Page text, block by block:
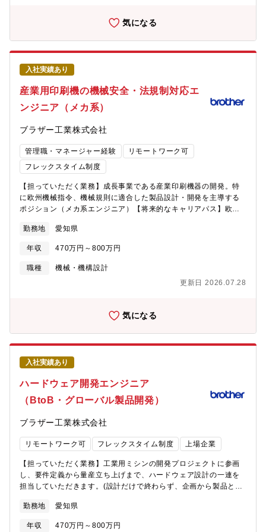
トの法務主担当としてM&Aや新規商材の立ち上げ対応などのプロ
ジェクトを法的側面で推進します■インシデント対応支援・訴訟対
応・トラブル対応などの案件に対応いただきます【キャリアパ
ス】法務で経験を積んでいただいた後、リスクマネジメントやコ
ンプライアンス部門へのローテーション、グループ内ビジネスユ
ニットの経営層の判断をサポートする経営スタッフ業務など、法
務としての能力を軸とした幅広いキャリパスを用意しておりま
す。【働き方】■月平均残業時間：10時間程度（繁忙期を除く）■
フレックスタイム制：あり【魅力】■グローバルに展開する企業に
ンライン会議等が発生し、語学力を磨ける■上司・同僚から必要な
支援が受けられる■デジタルツールの積極的な活用、全社的法務相
談システムの導入など、業務効率化のためのツールは積極的に活
用・導入しており、企業法務として最先端の働き方ができる■ご自
身でタイムマネジメントを行いながらフレキシブルに働くことが
できる環境がある
気になる
入社実績あり
産業用印刷機の機械安全・法規制対応エ
ンジニア（メカ系）
ブラザー工業株式会社
管理職・マネージャー経験
リモートワーク可
フレックスタイム制度
【担っていただく業務】成長事業である産業印刷機器の開発。特
に欧州機械指令、機械規則に適合した製品設計・開発を主導する
ポジション（メカ系エンジニア）【将来的なキャリアパス】欧州
軸に、まずは製品開発における法規制対応の中核メンバーとして
活躍いただくことを想定しています。その後は、複数プロジェク
トを横断して規制対応をリードする立場や、設計・ソフト・評価
部門と連携した全体最適の推進役として、影響範囲を広げていく
野のエキスパートとしてのキャリアに加え、プロジェクトマネジ
ーバル拠点と連携する技術・規格のキーパーソンとして活躍する
キャリアパスも想定されます。本人の志向や適性に応じて、専門
性深化とマネジメントの双方を選択可能です。【仕事の進め方】
開発初期から製品仕様やアーキテクチャの検討に関わり、メカ・
ソフト・エレキ・評価各チームと連携しながら規制要求の整理や
適合方針の策定、設計への具体的な反映を進めます。各開発プロ
ジェクトに参画し、設計レビューや課題検討の場で専門的な意
見・提案を行うほか、評価・品質部門とも連携して適合性確認や
リスク評価も実施します。海外拠点のメンバーとは主に英語で協
業とチーム協働をバランスよく進め、専門性を活かしてプロジェ
クトを推進する業務です。【組織ミッション】 産業用印刷機器の
開発製品のロードマップ遂行 各プロジェクト目標QCDの達成
令、機械規則やサイバーセキュリティなど今後重要性が高まる分
野で、知識提供にとどまらず製品開発に深く関われる点です。自
身の提案が製品仕様や設計に直接反映され、事業価値として形に
なる実感を得られます。また、UK子会社など海外拠点と連携し、
協業しながら専門性や視野を広げ、成長事業で自己成長と事業貢
勤務地 愛知県
年収 470万円～800万円
職種
機械・機構設計
更新日 2026.07.28
気になる
入社実績あり
ハードウェア開発エンジニア
（BtoB・グローバル製品開発）
ブラザー工業株式会社
リモートワーク可 フレックスタイム制度 上場企業
【担っていただく業務】工業用ミシンの開発プロジェクトに参画
し、要件定義から量産立ち上げまで、ハードウェア設計の一連を
担当していただきます。(設計だけで終わらず、企画から製品とし
（回路設計、電装品設計）・試作、評価、量産設計・中国工場で
の製品立ち上げ【将来的なキャリアパス】製品開発業務にて経験
勤務地 愛知県
年収 470万円～800万円